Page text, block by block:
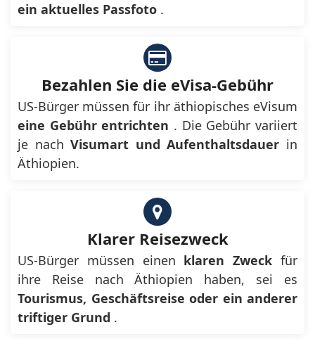
ein aktuelles Passfoto .
Bezahlen Sie die eVisa-Gebühr
US-Bürger müssen für ihr äthiopisches eVisum
eine Gebühr entrichten . Die Gebühr variiert
je nachVisumart und Aufenthaltsdauer in
Äthiopien.
Klarer Reisezweck
US-Bürger müssen einen klaren Zweckfür
ihre Reise nach Äthiopien haben, sei es
Tourismus, Geschäftsreise oder ein anderer
triftiger Grund .